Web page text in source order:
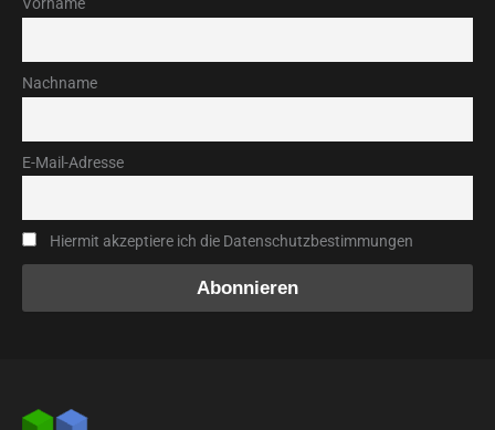
Vorname
Nachname
E-Mail-Adresse
Hiermit akzeptiere ich die Datenschutzbestimmungen